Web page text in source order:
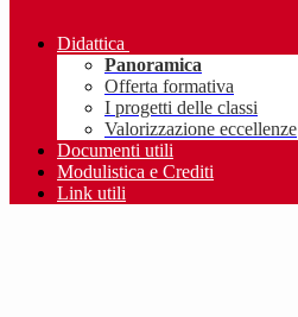
Didattica
Panoramica
Offerta formativa
I progetti delle classi
Valorizzazione eccellenze
Documenti utili
Modulistica e Crediti
Link utili